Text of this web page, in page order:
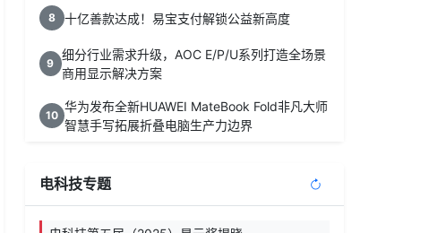
8 十亿善款达成！易宝支付解锁公益新高度
9
细分行业需求升级，AOC E/P/U系列打造全场景
商用显示解决方案
10
华为发布全新HUAWEI MateBook Fold非凡大师
智慧手写拓展折叠电脑生产力边界
电科技专题